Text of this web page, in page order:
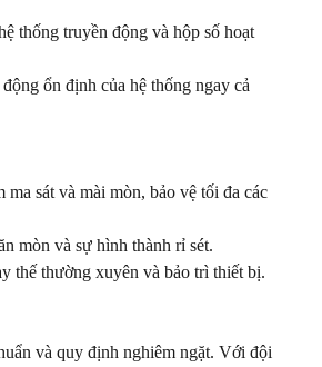
thống truyền động và hộp số hoạt
ổn định của hệ thống ngay cả
sát và mài mòn, bảo vệ tối đa các
mòn và sự hình thành rỉ sét.
thế thường xuyên và bảo trì thiết bị.
và quy định nghiêm ngặt. Với đội